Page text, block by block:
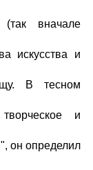
(так вначале
искусства и
В тесном
и
он определил